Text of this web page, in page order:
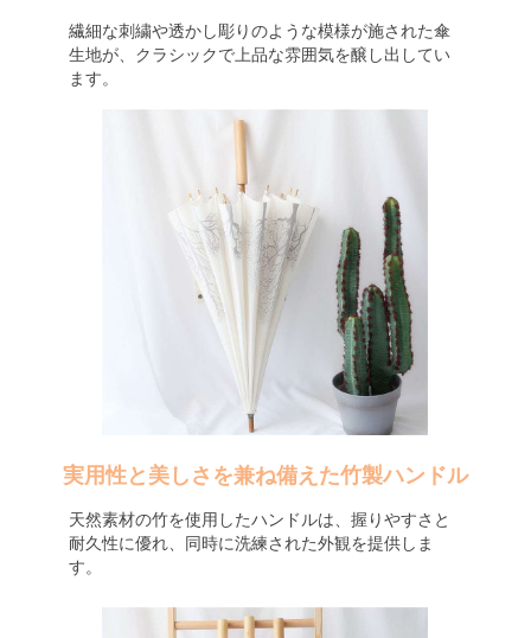
繊細な刺繍や透かし彫りのような模様が施された傘
生地が、クラシックで上品な雰囲気を醸し出してい
ます。
実用性と美しさを兼ね備えた竹製ハンドル
天然素材の竹を使用したハンドルは、握りやすさと
耐久性に優れ、同時に洗練された外観を提供しま
す。